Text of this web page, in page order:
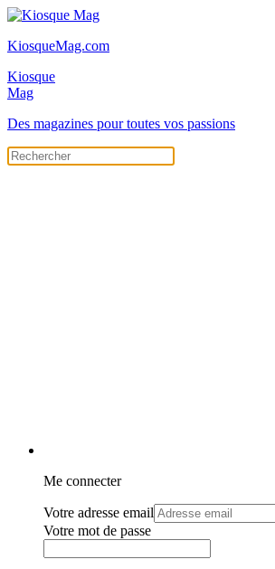
KiosqueMag.com
Kiosque
Mag
Des magazines pour toutes vos passions
Me connecter
Votre adresse email
Votre mot de passe